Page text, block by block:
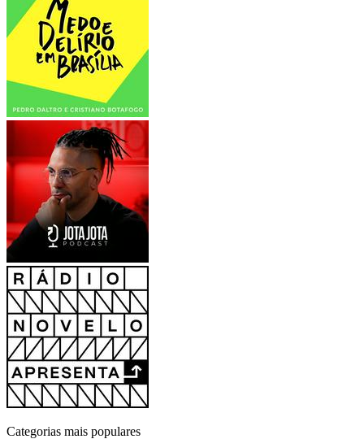
Categorias mais populares